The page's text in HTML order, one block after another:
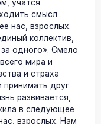
учатся
смысл
нас, взрослых.
коллектив,
одного». Смело
мира и
и страха
друг
развивается,
в следующее
взрослых. Нам